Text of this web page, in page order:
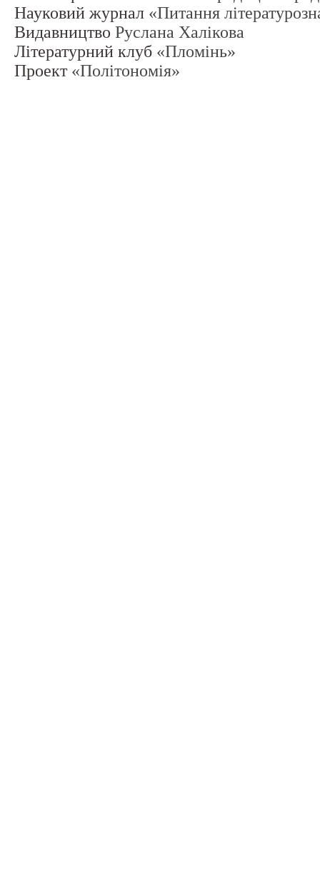
Науковий журнал «Питання
Видавництво Руслана Халікова
Літературний клуб «Пломінь»
Проект «Політономія»